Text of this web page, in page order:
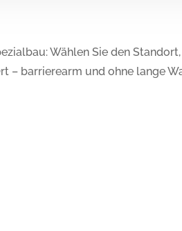
Wählen Sie den
– barrierearm und ohne lange